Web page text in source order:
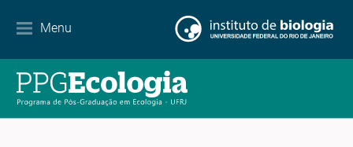
Menu
Contato